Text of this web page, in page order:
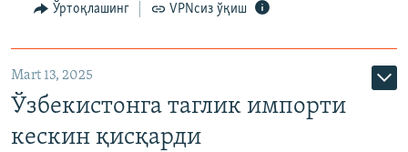
Ўртоқлашинг VPNсиз ўқиш
Mart 13, 2025
Ўзбекистонга таглик импорти
кескин қисқарди